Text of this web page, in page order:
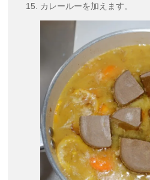
カレールーを加えます。